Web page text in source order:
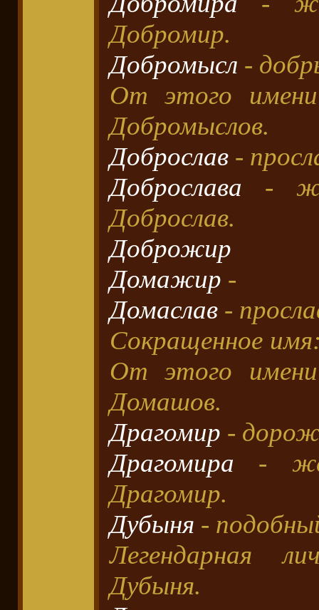
Добромир.
Добромысл -
От этого
Добромыслов.
Доброслав-
Доброслава -
Доброслав.
Доброжир
Домажир -
Домаслав-
Сокращенное
От этого
Домашов.
Драгомир -
Драгомира -
Драгомир.
Дубыня -
Легендарная
Дубыня.